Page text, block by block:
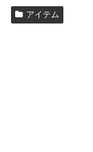
アイテム